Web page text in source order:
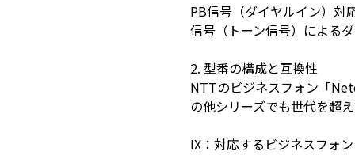
PB信号（ダイヤルイン）対
信号（トーン信号）による
2. 型番の構成と互換性
NTTのビジネスフォン「
の他シリーズでも世代を超
IX：対応するビジネスフォ